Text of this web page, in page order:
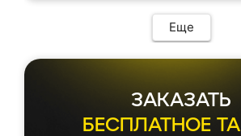
Еще
ЗАКАЗАТЬ
БЕСПЛАТНОЕ